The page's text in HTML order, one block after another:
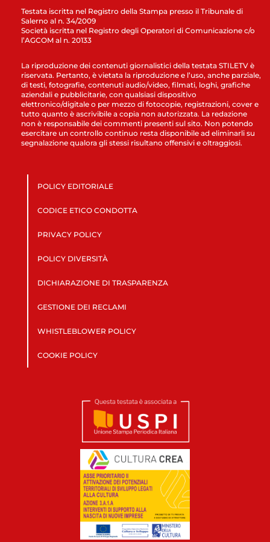
Testata iscritta nel Registro della Stampa presso il Tribunale di
Salerno al n. 34/2009
Società iscritta nel Registro degli Operatori di Comunicazione c/o
l’AGCOM al n. 20133
La riproduzione dei contenuti giornalistici della testata STILETV è
riservata. Pertanto, è vietata la riproduzione e l’uso, anche parziale,
di testi, fotografie, contenuti audio/video, filmati, loghi, grafiche
aziendali e pubblicitarie, con qualsiasi dispositivo
elettronico/digitale o per mezzo di fotocopie, registrazioni, cover e
tutto quanto è ascrivibile a copia non autorizzata. La redazione
non è responsabile dei commenti presenti sul sito. Non potendo
esercitare un controllo continuo resta disponibile ad eliminarli su
segnalazione qualora gli stessi risultano offensivi e oltraggiosi.
POLICY EDITORIALE
CODICE ETICO CONDOTTA
PRIVACY POLICY
POLICY DIVERSITÀ
DICHIARAZIONE DI TRASPARENZA
GESTIONE DEI RECLAMI
WHISTLEBLOWER POLICY
COOKIE POLICY